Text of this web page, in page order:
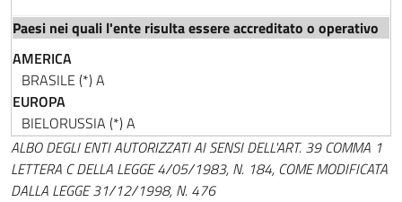
AMERICA
BRASILE (*)A
EUROPA
BIELORUSSIA (*)A
ALBO DEGLI ENTI AUTORIZZATI AI SENSI DELL'ART. 39 COMMA 1
LETTERA C DELLA LEGGE 4/05/1983, N. 184, COME MODIFICATA
DALLA LEGGE 31/12/1998, N. 476